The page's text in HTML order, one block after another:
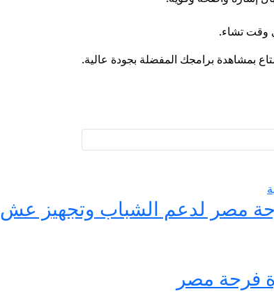
وقت تشاء.
مبادرة فرحة مصر لدعم الشباب وتجهيز عش